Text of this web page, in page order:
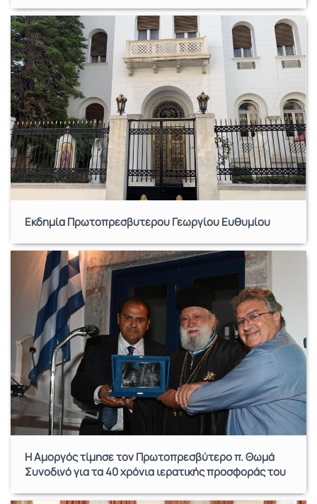
Εκδημία Πρωτοπρεσβυτέρου Γεωργίου Ευθυμίου
Η Αμοργός τίμησε τον Πρωτοπρεσβύτερο π. Θωμά
Συνοδινό για τα 40 χρόνια ιερατικής προσφοράς του